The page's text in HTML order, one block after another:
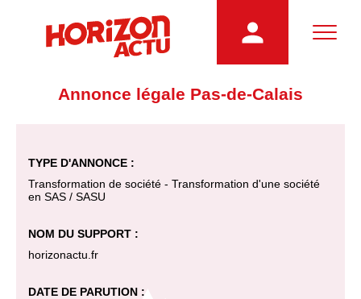
Annonce légale Pas-de-Calais
TYPE D'ANNONCE :
Transformation de société - Transformation d'une société
en SAS / SASU
NOM DU SUPPORT :
horizonactu.fr
DATE DE PARUTION :